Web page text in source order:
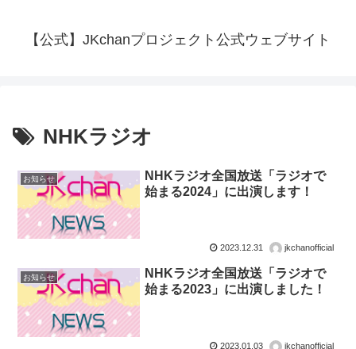
【公式】JKchanプロジェクト公式ウェブサイト
NHKラジオ
お知らせ
NHKラジオ全国放送「ラジオで
始まる2024」に出演します！
2023.12.31 jkchanofficial
お知らせ
NHKラジオ全国放送「ラジオで
始まる2023」に出演しました！
2023.01.03 jkchanofficial